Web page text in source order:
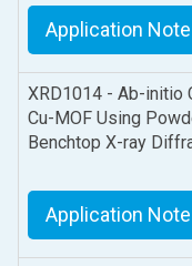
Application
XRD1014 - Ab-initio
Cu-MOF Using
Benchtop X-ray
Application